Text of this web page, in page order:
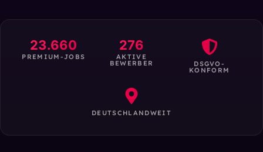
23.660
PREMIUM-JOBS
276
AKTIVE
BEWERBER DSGVO-
KONFORM
DEUTSCHLANDWEIT